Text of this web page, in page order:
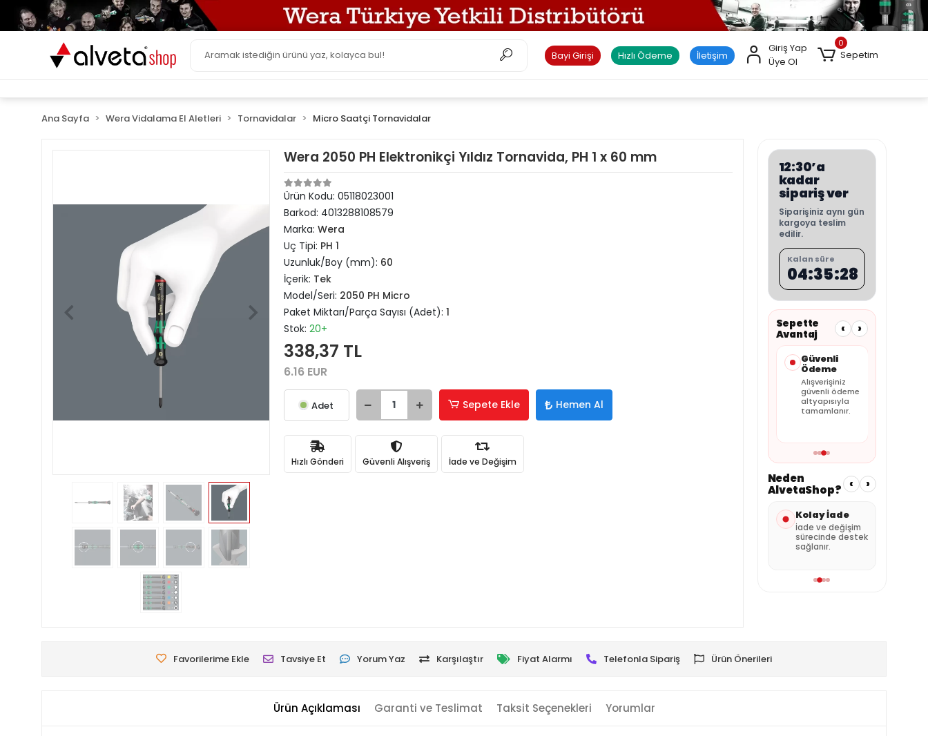
Bayi Girişi Hızlı Ödeme İletişim
Giriş Yap
Üye Ol
0
Sepetim
Ana Sayfa Wera Vidalama El Aletleri Tornavidalar Micro Saatçi Tornavidalar
Wera 2050 PH Elektronikçi Yıldız Tornavida, PH 1 x 60 mm
Ürün Kodu: 05118023001
Barkod: 4013288108579
Marka: Wera
Uç Tipi: PH 1
Uzunluk/Boy (mm): 60
İçerik: Tek
Model/Seri: 2050 PH Micro
Paket Miktarı/Parça Sayısı (Adet): 1
Stok: 20+
338,37 TL
6.16 EUR
Adet Sepete Ekle Hemen Al
Hızlı Gönderi Güvenli Alışveriş İade ve Değişim
12:30’a
kadar
sipariş ver
Siparişiniz aynı gün
kargoya teslim
edilir.
Kalan süre
04:35:27
Sepette
Avantaj
‹ ›
ekleyerek
ödeme
adımına
kolayca
Faturalı
Satış
Tüm siparişler
faturalı olarak
gönderilir.
Neden
AlvetaShop?
‹ ›
Kolay İade
İade ve değişim
sürecinde destek
sağlanır.
Favorilerime Ekle Tavsiye Et Yorum Yaz Karşılaştır Fiyat Alarmı Telefonla Sipariş Ürün Önerileri
Ürün Açıklaması Garanti ve Teslimat Taksit Seçenekleri Yorumlar